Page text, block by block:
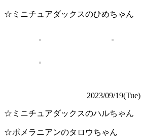
☆ミニチュアダックスのひめちゃん
2023/09/19(Tue)
☆ミニチュアダックスのハルちゃん
☆ポメラニアンのタロウちゃん